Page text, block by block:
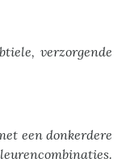
verzorgende
een donkerdere